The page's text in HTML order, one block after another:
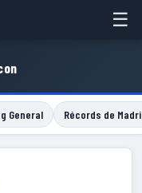
☰
General Récords de